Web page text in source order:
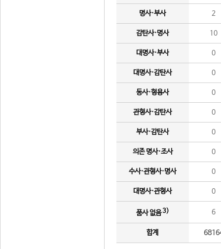
명사·부사 2
감탄사·명사 10
대명사·부사 0
대명사·감탄사 0
동사·형용사 0
관형사·감탄사 0
부사·감탄사 0
의존 명사·조사 0
수사·관형사·명사 0
대명사·관형사 0
품사 없음3) 6
합계